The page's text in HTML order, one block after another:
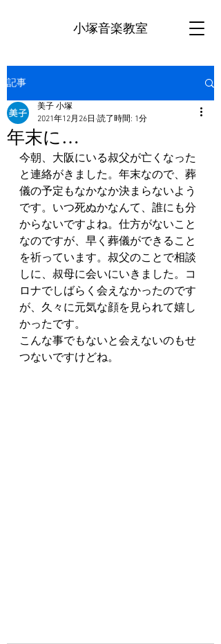
小塚音楽教室
記事
年末に…
美子 小塚
2021年12月26日 読了時間: 1分
今朝、大阪にいる叔父が亡くなった
と連絡がきました。年末なので、葬
儀の予定もなかなか決まらないよう
です。いつ死ぬかなんて、誰にも分
からないですよね。仕方がないこと
なのですが、早く葬儀ができること
を祈っています。叔父のことで相談
しに、叔母に会いにいきました。コ
ロナでしばらく会えなかったのです
が、久々に元気な顔を見られて嬉し
かったです。
こんな事でもないと会えないのもせ
つないですけどね。